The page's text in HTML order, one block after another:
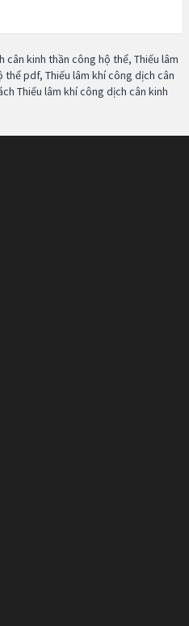
cân kinh thần công hộ thể, Thiếu lâm
thể pdf, Thiếu lâm khí công dịch cân
Thiếu lâm khí công dịch cân kinh